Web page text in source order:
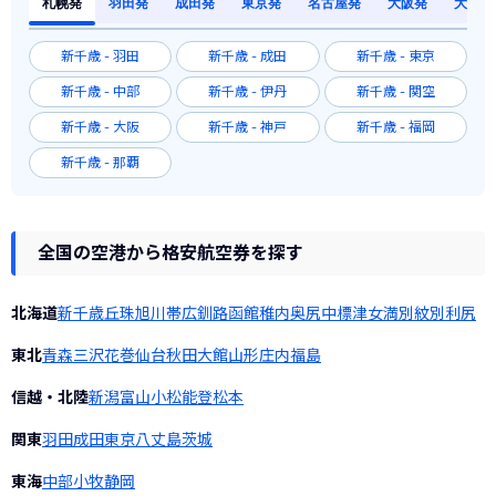
新千歳 - 羽田 新千歳 - 成田 新千歳 - 東京
新千歳 - 中部 新千歳 - 伊丹 新千歳 - 関空
新千歳 - 大阪 新千歳 - 神戸 新千歳 - 福岡
新千歳 - 那覇
全国の空港から格安航空券を探す
北海道新千歳丘珠旭川 帯広釧路函館稚内奥尻中標津女満別 紋別 利尻
東北青森三沢花巻仙台秋田大館山形庄内福島
信越・北陸新潟富山小松能登松本
関東羽田成田東京八丈島茨城
東海中部小牧静岡